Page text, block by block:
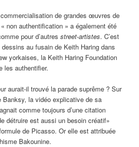
de grandes œuvres de
non authentification » a également été
pour d’autresstreet-artistes. C’est
au fusain de Keith Haring dans
yorkaises, la Keith Haring Foundation
les authentifier.
aurait-il trouvé la parade suprême ? Sur
Banksy, la vidéo explicative de sa
comme toujours d’une citation
détruire est aussi un besoin créatif»
de Picasso. Or elle est attribuée
Bakounine.